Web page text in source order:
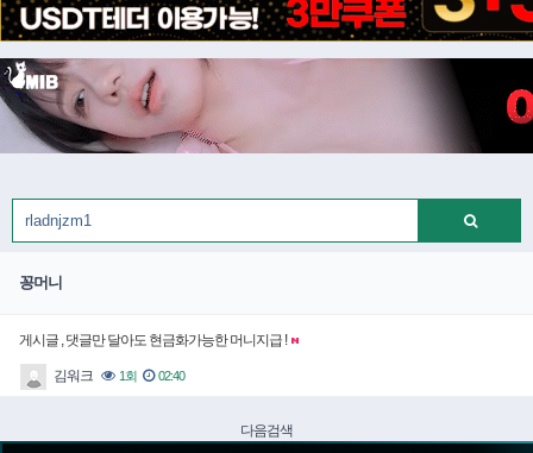
꽁머니
️️게시글 , 댓글만 달아도 현금화가능한 머니지급 !
김워크 1회 02:40
다음검색